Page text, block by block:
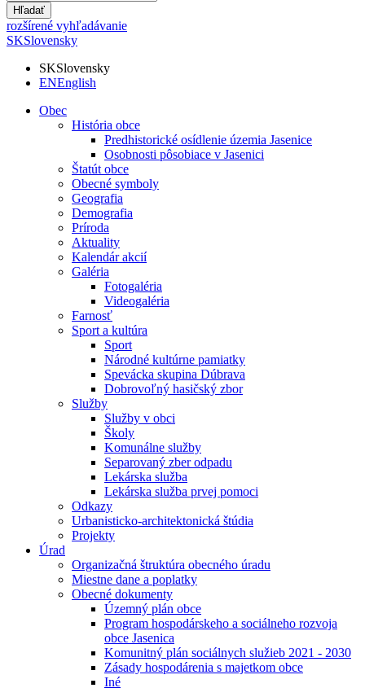
Hľadať
rozšírené vyhľadávanie
SKSlovensky
SKSlovensky
ENEnglish
Obec
História obce
Predhistorické osídlenie územia Jasenice
Osobnosti pôsobiace v Jasenici
Štatút obce
Obecné symboly
Geografia
Demografia
Príroda
Aktuality
Kalendár akcií
Galéria
Fotogaléria
Videogaléria
Farnosť
Sport a kultúra
Sport
Národné kultúrne pamiatky
Spevácka skupina Dúbrava
Dobrovoľný hasičský zbor
Služby
Služby v obci
Školy
Komunálne služby
Separovaný zber odpadu
Lekárska služba
Lekárska služba prvej pomoci
Odkazy
Urbanisticko-architektonická štúdia
Projekty
Úrad
Organizačná štruktúra obecného úradu
Miestne dane a poplatky
Obecné dokumenty
Územný plán obce
Program hospodárskeho a sociálneho rozvoja
obce Jasenica
Komunitný plán sociálnych služieb 2021 - 2030
Zásady hospodárenia s majetkom obce
Iné